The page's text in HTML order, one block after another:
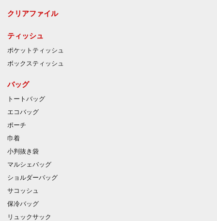
クリアファイル
ティッシュ
ポケットティッシュ
ボックスティッシュ
バッグ
トートバッグ
エコバッグ
ポーチ
巾着
小判抜き袋
マルシェバッグ
ショルダーバッグ
サコッシュ
保冷バッグ
リュックサック